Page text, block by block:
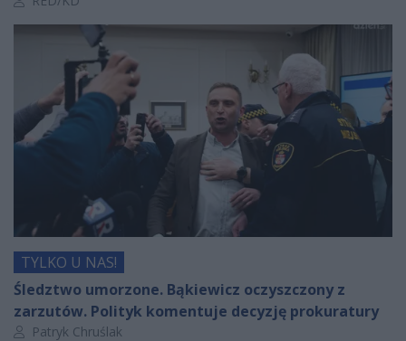
TYLKO U NAS!
Śledztwo umorzone. Bąkiewicz oczyszczony z
zarzutów. Polityk komentuje decyzję prokuratury
Autor artykułu:
Patryk Chruślak